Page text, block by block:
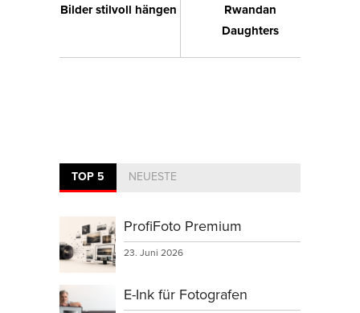
Bilder stilvoll hängen
Rwandan
Daughters
TOP 5 NEUESTE
ProfiFoto Premium
23. Juni 2026
E-Ink für Fotografen